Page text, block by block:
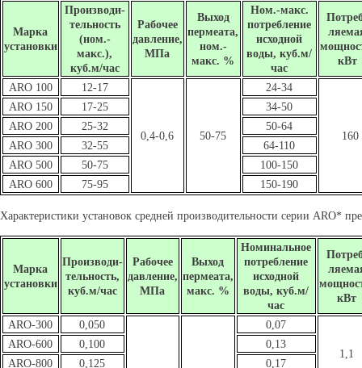
Марка
установки
Производи-
тельность
(ном.-
макс.),
куб.м/час
Рабочее
давление,
МПа
Выход
пермеата,
ном.-
макс. %
Ном.-макс.
потребление
исходной
воды, куб.м/
час
кВт
ARO 100 12-17
0,4-0,6 50-75
24-34
160
ARO 150 17-25
34-50
ARO 200
25-32
50-64
ARO 300
32-55
64-110
ARO 500
50-75
100-150
ARO 600
75-95 150-190
Характеристики установок средней производительности серии ARO*
Марка
установки
Производи-
тельность,
куб.м/час
Рабочее
давление,
МПа
Выход
пермеата,
макс. %
Номинальное
потребление
исходной
воды, куб.м/
час
кВт
ARO-300 0,050 0,07
1,1
ARO-600 0,100
0,13
ARO-800
0,125 0,17